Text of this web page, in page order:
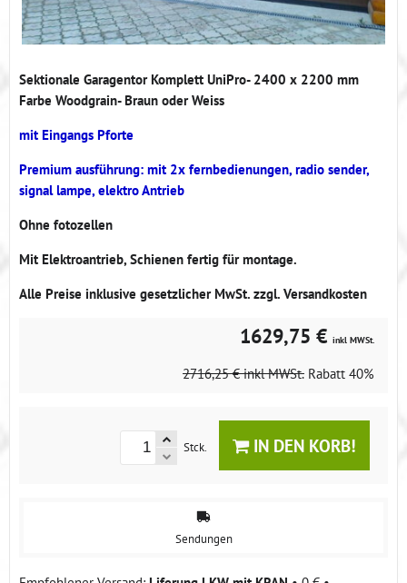
Sektionale Garagentor Komplett UniPro- 2400 x 2200 mm
Farbe Woodgrain- Braun oder Weiss
mit Eingangs Pforte
Premium ausführung: mit 2x fernbedienungen, radio sender,
signal lampe, elektro Antrieb
Ohne fotozellen
Mit Elektroantrieb, Schienen fertig für montage.
Alle Preise inklusive gesetzlicher MwSt. zzgl. Versandkosten
1629,75 € inkl MWSt.
2716,25 € inkl MWSt. Rabatt 40%
Stck. IN DEN KORB!
Sendungen